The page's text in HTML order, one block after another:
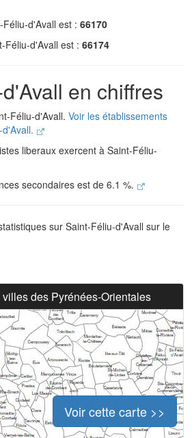
d'Avall est : 66170
Féliu-d'Avall est : 66174
en chiffres
Féliu-d'Avall. Voir les établissements
liberaux exercent à Saint-Féliu-
secondaires est de 6.1 %.
sur Saint-Féliu-d'Avall sur le
des Pyrénées-Orientales
Voir cette carte >>